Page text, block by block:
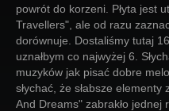
Więcej
Login
powrót do korzeni. Płyta jest
Travellers", ale od razu
dorównuje. Dostaliśmy tutaj
uznałbym co najwyżej 6.
muzyków jak pisać dobre
słychać, że słabsze
And Dreams" zabrakło